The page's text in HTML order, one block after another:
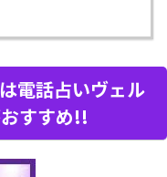
電話占いヴェル
すすめ!!